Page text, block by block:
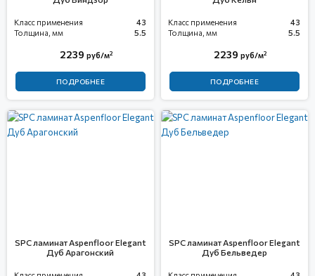
Класс применения
43
Толщина, мм
5.5
2239 руб/м2
ПОДРОБНЕЕ
Класс применения
43
Толщина, мм
5.5
2239 руб/м2
ПОДРОБНЕЕ
SPC ламинат Aspenfloor Elegant
Дуб Арагонский
SPC ламинат Aspenfloor Elegant
Дуб Бельведер